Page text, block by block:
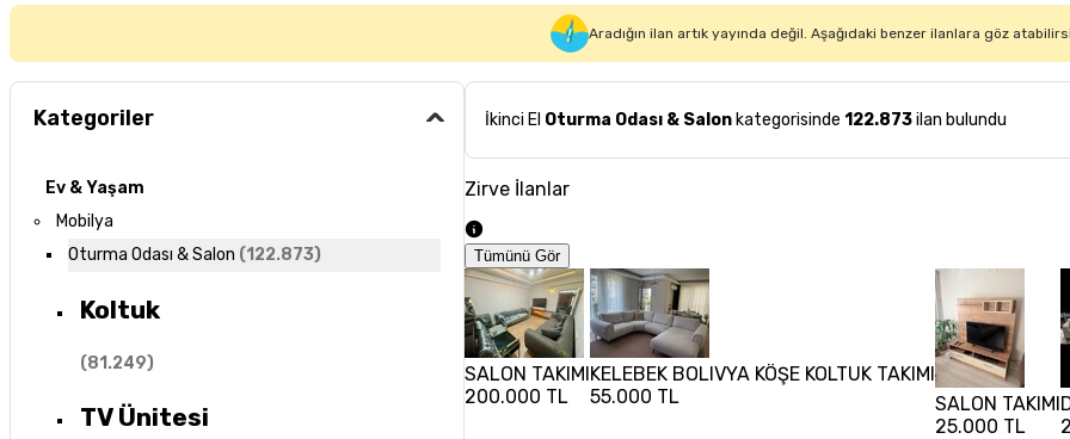
Aradığın ilan artık yayında değil. Aşağıdaki benzer ilanlara göz
Kategoriler
Ev & Yaşam
Mobilya
Oturma Odası & Salon (122.873)
Koltuk
(81.249)
TV Ünitesi
İkinci El Oturma Odası & Salon kategorisinde 122.873ilan bulundu
Zirve İlanlar
Tümünü Gör
SALON TAKIMI
200.000 TL
KELEBEK BOLIVYA KÖŞE KOLTUK TAKIMI
55.000 TL
SALON TAKIMI
25.000 TL